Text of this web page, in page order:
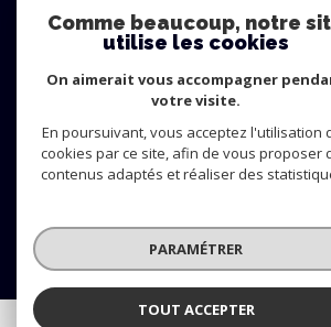
© 2026 | Tous droits réservés | Traduction
Comme beaucoup, notre
utilise les cookies
On aimerait vous accompagner
votre visite.
En poursuivant, vous acceptez l'utilisation
cookies par ce site, afin de vous proposer
contenus adaptés et réaliser des
PARAMÉTRER
TOUT ACCEPTER